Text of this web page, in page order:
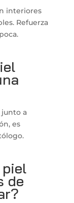
interiores
Refuerza
junto a
es
de